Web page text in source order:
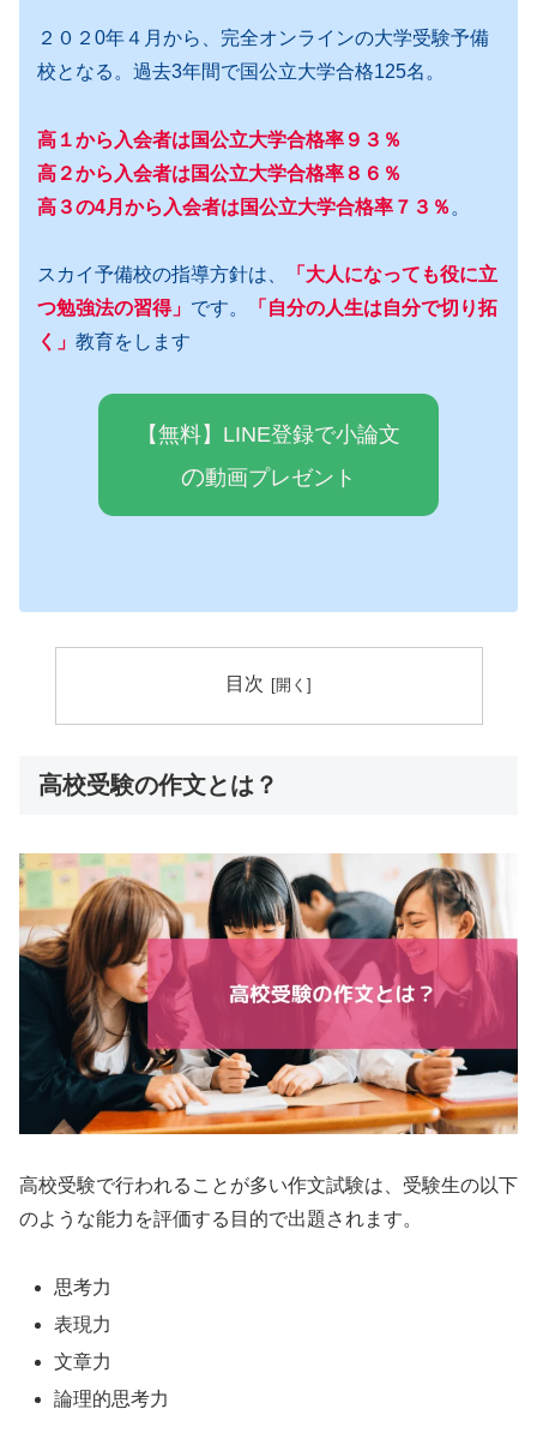
２０２0年４月から、完全オンラインの大学受験予備
校となる。過去3年間で国公立大学合格125名。
高１から入会者は国公立大学合格率９３％
高２から入会者は国公立大学合格率８６％
高３の4月から入会者は国公立大学合格率７３％ 。
スカイ予備校の指導方針は、
「大人になっても役に立
つ勉強法の習得」 です。
「自分の人生は自分で切り拓
く」 教育をします
【無料】LINE登録で小論文
の動画プレゼン ト
目次
高校受験の作文とは？
高校受験で行われることが多い作文試験は、受験生の以下
のような能力を評価する目的で出題されます。
思考力
表現力
文章力
論理的思考力